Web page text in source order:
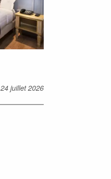
24 juillet 2026